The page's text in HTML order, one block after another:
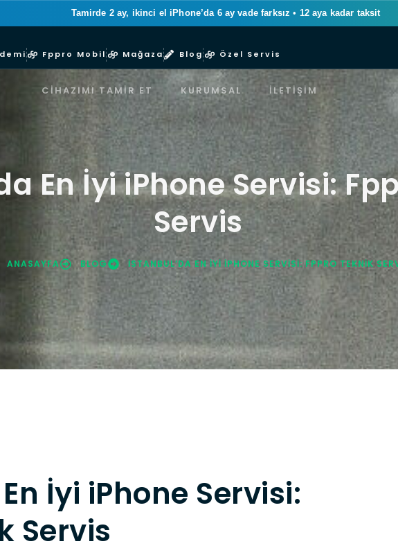
Tamirde 2 ay, ikinci el iPhone’da 6 ay vade farksız • 12 aya kadar taksit
Fppro Mobil Mağaza Blog Özel Servis
CIHAZIMI TAMIR ET KURUMSAL İLETIŞIM
En İyi iPhone Servisi:
Servis
ANASAYFA BLOG İSTANBUL’DA EN İYI IPHONE SERVISI: FPPRO TEKNIK
İyi iPhone Servisi:
Servis